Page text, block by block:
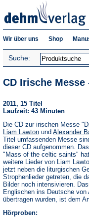
Wir über uns Shop
Suche:
CD Irische Messe
2011, 15 Titel
Laufzeit: 43 Minuten
Die CD zur irischen Messe
Liam Lawton und Alexander
Titel umfassenden Messe
dieser CD aufgenommen.
"Mass of the celtic saints"
weitere Lieder von Liam
jetzt neben die liturgischen
Strophenlieder getreten, die
Bilder noch intensivieren.
Englischen ins Deutsche von
übertragen wurden, ist dem
Hörproben: